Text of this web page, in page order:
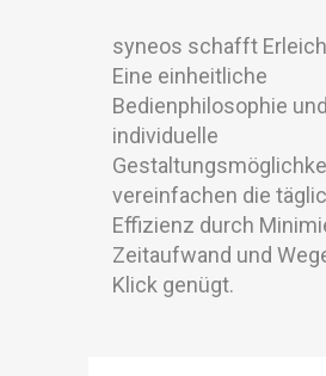
syneos schafft
Eine einheitliche
Bedienphilosophie und
individuelle
vereinfachen die
Effizienz durch
Zeitaufwand und
Klick genügt.